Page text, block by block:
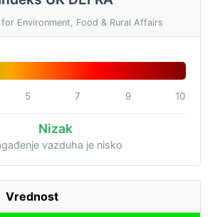
Environment, Food & Rural Affairs
5 7 9 10
Nizak
vazduha je nisko
Vrednost